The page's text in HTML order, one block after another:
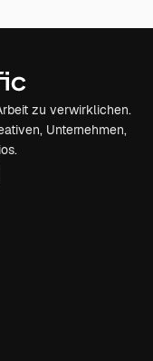
zu verwirklichen.
Unternehmen,